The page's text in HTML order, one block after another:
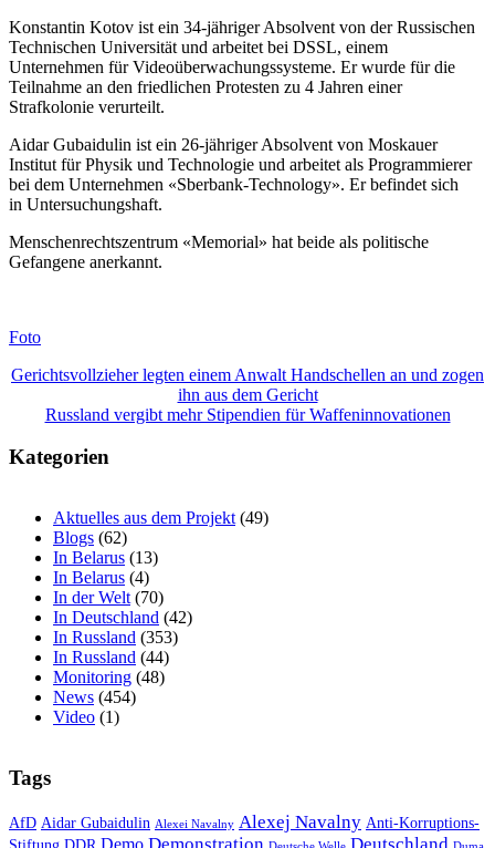
Konstantin Kotov ist ein 34-jähriger Absolvent von der Russischen
Technischen Universität und arbeitet bei DSSL, einem
Unternehmen für Videoüberwachungssysteme. Er wurde für die
Teilnahme an den friedlichen Protesten zu 4 Jahren einer
Strafkolonie verurteilt.
Aidar Gubaidulin ist ein 26-jähriger Absolvent von Moskauer
Institut für Physik und Technologie und arbeitet als Programmierer
bei dem Unternehmen «Sberbank-Technology». Er befindet sich
in Untersuchungshaft.
Menschenrechtszentrum «Memorial» hat beide als politische
Gefangene anerkannt.
Foto
Beitragsnavigation
Gerichtsvollzieher legten einem Anwalt Handschellen an und zogen
ihn aus dem Gericht
Russland vergibt mehr Stipendien für Waffeninnovationen
Kategorien
Aktuelles aus dem Projekt (49)
Blogs (62)
In Belarus (13)
In Belarus (4)
In der Welt (70)
In Deutschland (42)
In Russland (353)
In Russland (44)
Monitoring (48)
News (454)
Video (1)
Tags
AfD Aidar Gubaidulin Alexei Navalny Alexej Navalny Anti-Korruptions-
Demo Demonstration Deutschland